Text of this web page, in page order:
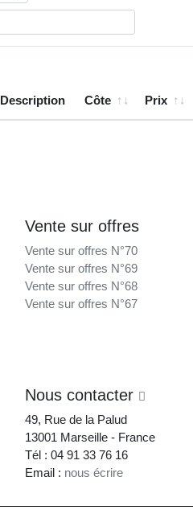
Description Côte Prix
Vente sur offres
Vente sur offres N°70
Vente sur offres N°69
Vente sur offres N°68
Vente sur offres N°67
Nous contacter
49, Rue de la Palud
13001 Marseille - France
Tél : 04 91 33 76 16
Email : nous écrire